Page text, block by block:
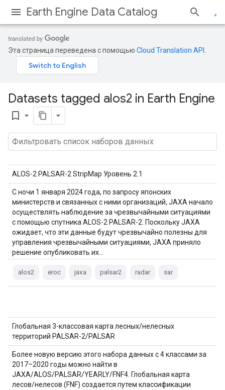
Earth Engine Data Catalog
Эта страница переведена с помощью Cloud Translation API
Datasets tagged alos2 in Earth Engine
bookmark_border
ALOS-2 PALSAR-2 StripMap Уровень 2.1
С ночи 1 января 2024 года, по запросу японских
министерств и связанных с ними организаций, JAXA начало
осуществлять наблюдение за чрезвычайными ситуациями
с помощью спутника ALOS-2 PALSAR-2. Поскольку JAXA
ожидает, что эти данные будут чрезвычайно полезны для
управления чрезвычайными ситуациями, JAXA приняло
решение опубликовать их…
alos2 eroc jaxa palsar2 radar sar
Глобальная 3-классовая карта лесных/нелесных
территорий PALSAR-2/PALSAR
Более новую версию этого набора данных с 4 классами за
2017–2020 годы можно найти в
JAXA/ALOS/PALSAR/YEARLY/FNF4. Глобальная карта
лесов/нелесов (FNF) создается путем классификации